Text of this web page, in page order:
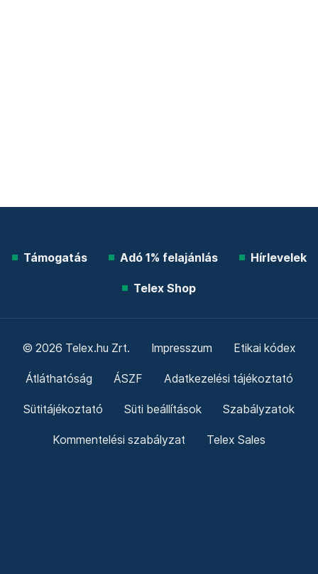
Támogatás Adó 1% felajánlás Hírlevelek
Telex Shop
© 2026 Telex.hu Zrt. Impresszum Etikai kódex
Átláthatóság ÁSZF Adatkezelési tájékoztató
Sütitájékoztató Süti beállítások Szabályzatok
Kommentelési szabályzat Telex Sales